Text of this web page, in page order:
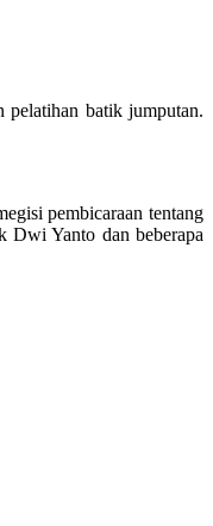
pelatihan batik jumputan.
pembicaraan tentang
Dwi Yanto dan beberapa